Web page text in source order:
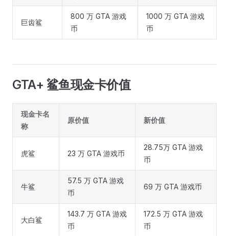
巨齿鲨
800 万 GTA 游戏
币
1000 万 GTA 游戏
币
GTA+ 鲨鱼现金卡价值
现金卡名
称
原价值 新价值
虎鲨 23 万 GTA 游戏币
28.75万 GTA 游戏
币
牛鲨
57.5 万 GTA 游戏
币
69 万 GTA 游戏币
大白鲨
143.7 万 GTA 游戏
币
172.5 万 GTA 游戏
币